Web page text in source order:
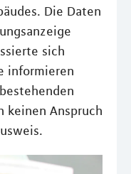
Die Daten
sich
informieren
keinen Anspruch